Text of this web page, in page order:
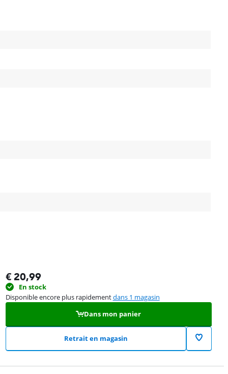
€ 20,99
En stock
Disponible encore plus rapidementdans 1 magasin
Dans mon panier
Retrait en magasin